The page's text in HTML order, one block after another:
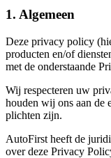
1. Algemeen
Deze privacy policy
producten en/of
met de onderstaande
Wij respecteren uw
houden wij ons aan de
plichten zijn.
AutoFirst heeft de
over deze Privacy